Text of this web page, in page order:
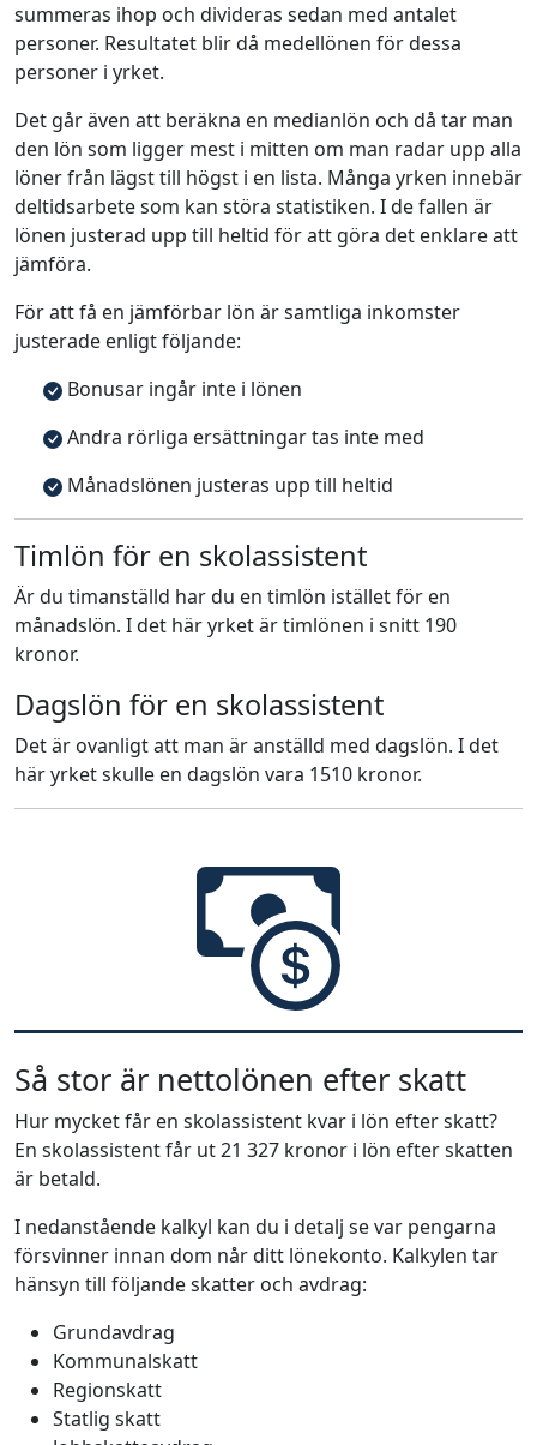
summeras ihop och divideras sedan med antalet
personer. Resultatet blir då medellönen för dessa
personer i yrket.
Det går även att beräkna en medianlön och då tar man
den lön som ligger mest i mitten om man radar upp alla
löner från lägst till högst i en lista. Många yrken innebär
deltidsarbete som kan störa statistiken. I de fallen är
lönen justerad upp till heltid för att göra det enklare att
jämföra.
För att få en jämförbar lön är samtliga inkomster
justerade enligt följande:
Bonusar ingår inte i lönen
Andra rörliga ersättningar tas inte med
Månadslönen justeras upp till heltid
Timlön för en skolassistent
Är du timanställd har du en timlön istället för en
månadslön. I det här yrket är timlönen i snitt 190
kronor.
Dagslön för en skolassistent
Det är ovanligt att man är anställd med dagslön. I det
här yrket skulle en dagslön vara 1510 kronor.
Så stor är nettolönen efter skatt
Hur mycket får en skolassistent kvar i lön efter skatt?
En skolassistent får ut 21 327 kronor i lön efter skatten
är betald.
I nedanstående kalkyl kan du i detalj se var pengarna
försvinner innan dom når ditt lönekonto. Kalkylen tar
hänsyn till följande skatter och avdrag:
Grundavdrag
Kommunalskatt
Regionskatt
Statlig skatt